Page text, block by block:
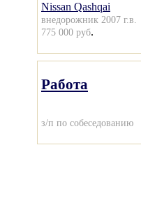
Nissan Qashqai
внедорожник 2007 г.в.
775 000 руб.
Работа
з/п по собеседованию